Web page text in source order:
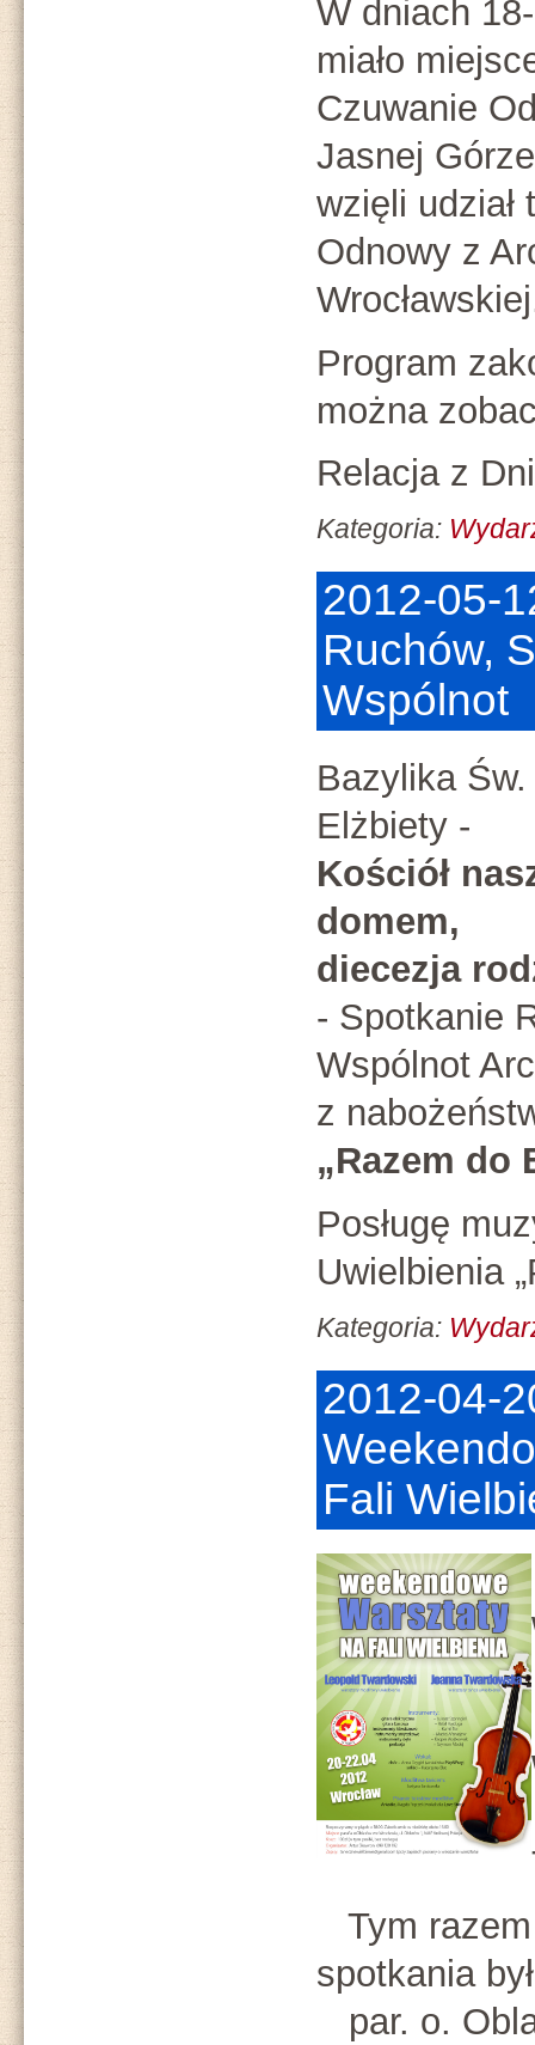
W dniach
miało
Czuwanie
Jasnej
wzięli udział
Odnowy z
Program
można
Relacja z
Kategoria:
2012-05-
Ruchów,
Wspólnot
Bazylika Św.
Elżbiety -
Kościół
domem,
diecezja
- Spotkanie
Wspólnot
z
„Razem do
Posługę
Uwielbienia
Kategoria:
2012-04-
Fali
Tym
spotkania
par. o.